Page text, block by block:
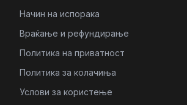
Начин на испорака
Враќање и рефундирање
Политика на приватност
Политика за колачиња
Услови за користење